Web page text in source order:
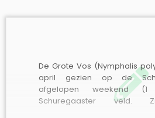
De Grote Vos (Nymphalis
april gezien op de
afgelopen weekend
Schuregaaster veld.